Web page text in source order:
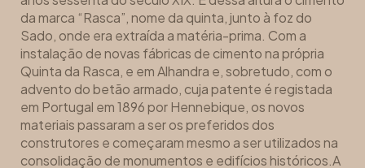
da marca “Rasca”, nome da quinta, junto à foz do
Sado, onde era extraída a matéria-prima. Com a
instalação de novas fábricas de cimento na própria
Quinta da Rasca, e em Alhandra e, sobretudo, com o
advento do betão armado, cuja patente é registada
em Portugal em 1896 por Hennebique, os novos
materiais passaram a ser os preferidos dos
construtores e começaram mesmo a ser utilizados na
consolidação de monumentos e edifícios históricos.A